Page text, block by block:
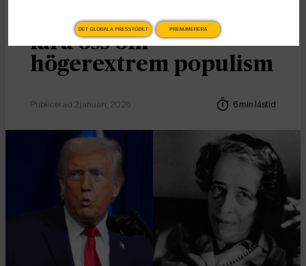
Vad Hanna Arendt kan
lära oss om
högerextrem populism
Publicerad 2 januari, 2026 6 min lästid
DET GLOBALA PRESSTÖDET PRENUMERERA